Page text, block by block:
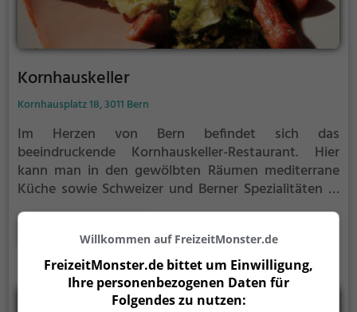
Kornhauskeller
Kornhausplatz 18, 3011 Bern
Im Herzen von Bern befindet sich das
beeindruckende Kornhauskeller-Restaurant. Hier
kann man in den gewölbten Räumen mediterrane
Küche sowie Schweizer und Berner Spezialitäten in
einem zwanglosen Ambiente genießen. Egal ob man
Meeresfrüchte, Fisch, Biogerichte, gesunde, vegane
oder vegetarische Gerichte hat - hier wird jeder
fündig. Zudem bietet das Restaurant eine große
Auswahl an Bier, Wein und Cocktails an. Ob für ein
Mehr erfahren
Willkommen auf FreizeitMonster.de
FreizeitMonster.de bittet um Einwilligung,
Ihre personenbezogenen Daten für
Folgendes zu nutzen: